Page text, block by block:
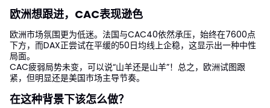
欧洲想跟进，CAC表现逊色
欧洲市场氛围更为低迷。法国与CAC40依然承压，始终在7600点
下方，而DAX正尝试在平缓的50日均线上企稳，这显示出一种中性
局面。
CAC疲弱局势未变，可以说“山羊还是山羊”！总之，欧洲试图跟
紧，但明显还是美国市场主导节奏。
在这种背景下该怎么做？